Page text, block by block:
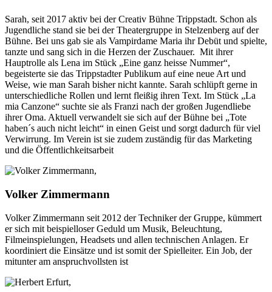
Sarah, seit 2017 aktiv bei der Creativ Bühne Trippstadt. Schon als
Jugendliche stand sie bei der Theatergruppe in Stelzenberg auf der
Bühne. Bei uns gab sie als Vampirdame Maria ihr Debüt und spielte,
tanzte und sang sich in die Herzen der Zuschauer. Mit ihrer
Hauptrolle als Lena im Stück „Eine ganz heisse Nummer“,
begeisterte sie das Trippstadter Publikum auf eine neue Art und
Weise, wie man Sarah bisher nicht kannte. Sarah schlüpft gerne in
unterschiedliche Rollen und lernt fleißig ihren Text. Im Stück „La
mia Canzone“ suchte sie als Franzi nach der großen Jugendliebe
ihrer Oma. Aktuell verwandelt sie sich auf der Bühne bei „Tote
haben´s auch nicht leicht“ in einen Geist und sorgt dadurch für viel
Verwirrung. Im Verein ist sie zudem zuständig für das Marketing
und die Öffentlichkeitsarbeit
Volker Zimmermann
Volker Zimmermann seit 2012 der Techniker der Gruppe, kümmert
er sich mit beispielloser Geduld um Musik, Beleuchtung,
Filmeinspielungen, Headsets und allen technischen Anlagen. Er
koordiniert die Einsätze und ist somit der Spielleiter. Ein Job, der
mitunter am anspruchvollsten ist